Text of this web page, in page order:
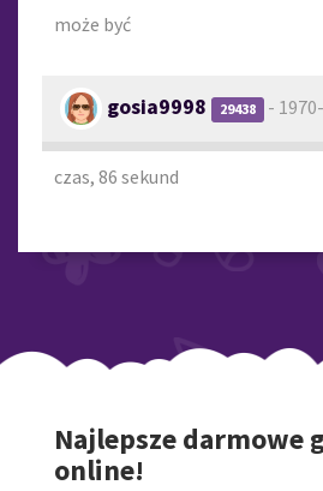
może być
gosia9998 29438 -
czas, 86 sekund
Najlepsze darmowe
online!